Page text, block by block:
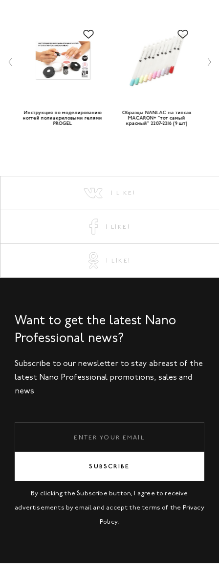
Инструкция по моделированию
ногтей полиакриловыми гелями
PROGEL
Образцы NANLAC на типсах
MACARON+ "тот самый
красный" 2207-2216 (9 шт)
I LIKE!
I LIKE!
I LIKE!
Want to get the latest Nano
Professional news?
Subscribe to our newsletter to stay abreast of the
latest Nano Professional promotions, sales and
news
SUBSCRIBE
By clicking the Subscribe button, I agree to receive
advertisements by email and accept the terms of the Privacy
Policy.